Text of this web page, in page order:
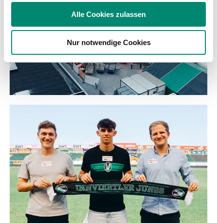
Partner führen diese Informationen möglicherweise mit
weiteren Daten zusammen, die Sie ihnen bereitgestellt
haben oder die sie im Rahmen Ihrer Nutzung der Dienste
gesammelt haben.
Weitere Details, insbesondere zu Speicherdauer und
Alle Cookies zulassen
Nur notwendige Cookies